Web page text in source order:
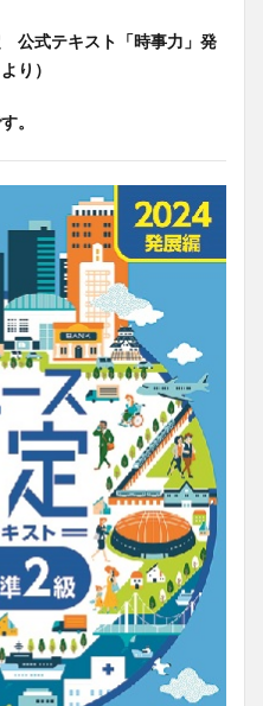
公式テキスト「時事力」発
り）
。